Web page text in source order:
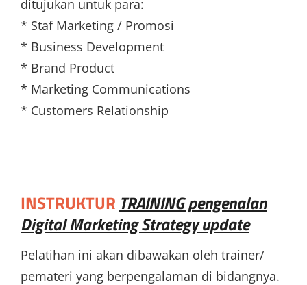
ditujukan untuk para:
* Staf Marketing / Promosi
* Business Development
* Brand Product
* Marketing Communications
* Customers Relationship
INSTRUKTUR TRAINING pengenalan
Digital Marketing Strategy update
Pelatihan ini akan dibawakan oleh trainer/
pemateri yang berpengalaman di bidangnya.